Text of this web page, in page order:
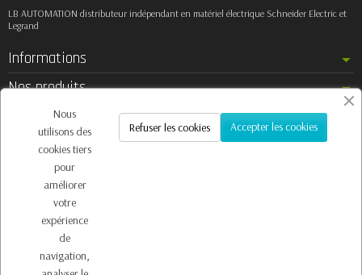
LB AUTOMATION distributeur indépendant en matériel électrique Schneider Electric et
Legrand
Informations
Nos produits
Notre société
Contactez-nous
Inscription à la newsletter
Vous pouvez vous désinscrire à tout moment. Vous trouverez pour cela nos
informations de contact dans les conditions d'utilisation du site.
Nous
utilisons des
cookies tiers
pour
améliorer
votre
expérience
de
navigation,
Accepter les cookies
Refuser les cookies